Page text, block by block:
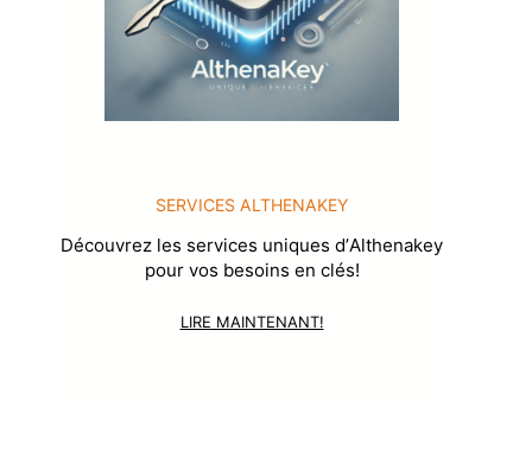
SERVICES ALTHENAKEY
Découvrez les services uniques dʼAlthenakey
pour vos besoins en clés!
LIRE MAINTENANT!